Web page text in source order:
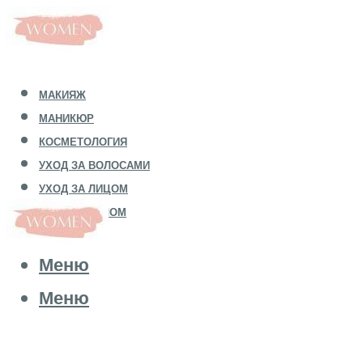
МАКИЯЖ
МАНИКЮР
КОСМЕТОЛОГИЯ
УХОД ЗА ВОЛОСАМИ
УХОД ЗА ЛИЦОМ
УХОД ЗА ТЕЛОМ
Меню
Меню